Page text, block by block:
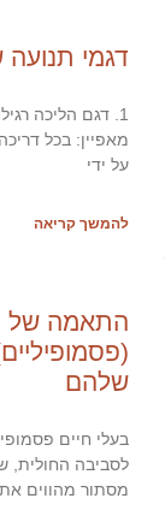
דגמי תנועה
מאפיין: בכל
על ידי
להמשך קריאה
התאמה של
שלהם
בעלי חיים
לסביבה החולית,
מסתור מהווים